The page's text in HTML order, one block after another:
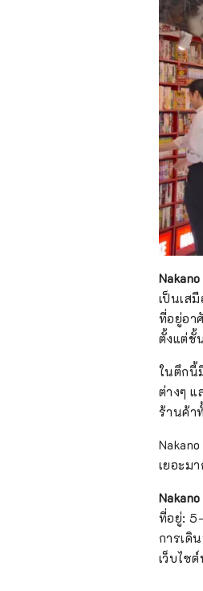
เป็นเส
ที่อยู่อา
ตั้งแต่ชั้
ในตึกนี้
ต่างๆ
ร้านค้า
เยอะม
ที่อยู่:
การเดิ
เว็บไซ